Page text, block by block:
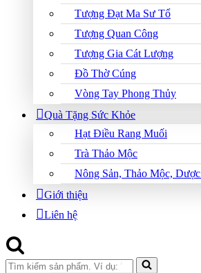
Tượng Đạt Ma Sư Tổ
Tượng Quan Công
Tượng Gia Cát Lượng
Đồ Thờ Cúng
Vòng Tay Phong Thủy
Quà Tặng Sức Khỏe
Hạt Điều Rang Muối
Trà Thảo Mộc
Nông Sản, Thảo Mộc,
Giới thiệu
Liên hệ
Search